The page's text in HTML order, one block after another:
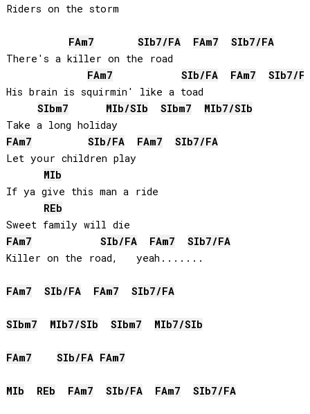
Riders on the storm
FAm7 SIb7/FA FAm7 SIb7/FA
There's a killer on the road
FAm7 SIb/FA FAm7 SIb7/
His brain is squirmin' like a toad
SIbm7 MIb/SIb SIbm7 MIb7/SIb
FAm7 SIb/FA FAm7 SIb7/FA
Let your children play
MIb
If ya give this man a ride
REb
FAm7 SIb/FA FAm7 SIb7/FA
Killer on the road,   yeah.......
FAm7 SIb/FA FAm7 SIb7/FA
SIbm7 MIb7/SIb SIbm7 MIb7/SIb
FAm7 SIb/FA FAm7
MIb REb FAm7 SIb/FA FAm7 SIb7/FA